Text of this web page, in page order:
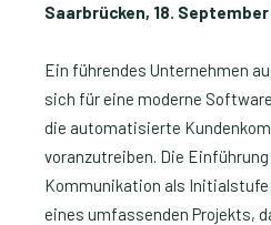
Saarbrücken, 18.
Ein führendes Unternehmen
sich für eine moderne
die automatisierte
voranzutreiben. Die
Kommunikation als
eines umfassenden Projekts,